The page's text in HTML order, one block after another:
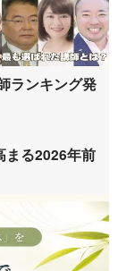
ランキング発
まる2026年前